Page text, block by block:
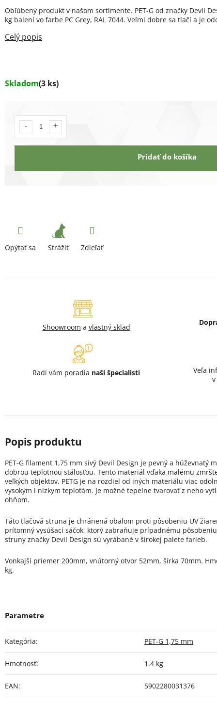
Skladom(3 ks)
Pridať do košíka
Obľúbený produkt v našom sortimente. PET-G od značky Devil
kg balení vo farbe PC Grey, RAL 7044. Veľmi dobre sa tlačí a je
Opýtať sa Strážiť Zdieľať
Shoowroom a vlastný sklad
Radi vám poradia naši špecialisti
Veľa
v
PET-G filament 1,75 mm sivý Devil Design je pevný a húževnatý
dobrou teplotnou stálosťou. Tento materiál vďaka malému
veľkých objektov. PETG je na rozdiel od iných materiálu viac
vysokým i nízkym teplotám. Je možné tepelne tvarovať z neho
ohňom.
Táto tlačová struna je chránená obalom proti pôsobeniu UV
prítomný vysúšací sáčok, ktorý zabraňuje prípadnému
struny značky Devil Design sú vyrábané v širokej palete farieb.
Vonkajší priemer 200mm, vnútorný otvor 52mm, šírka 70mm.
kg.
Kategória: PET-G 1,75 mm
Hmotnosť: 1.4 kg
EAN: 5902280031376